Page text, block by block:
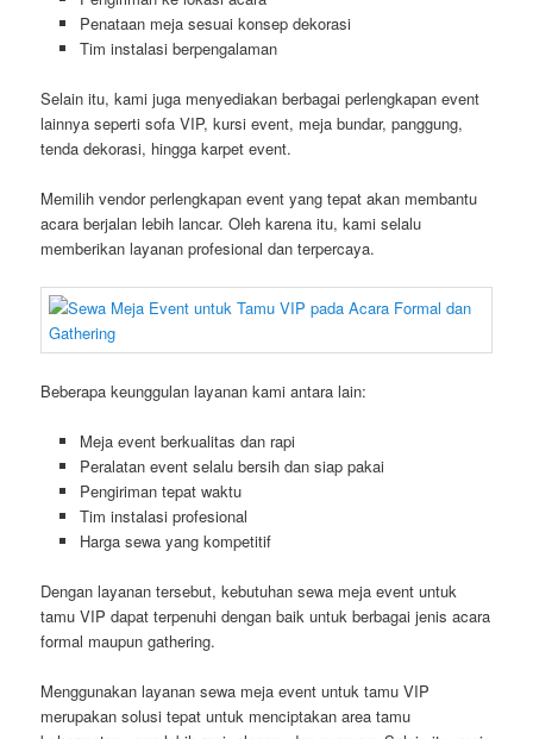
Penataan meja sesuai konsep dekorasi
Tim instalasi berpengalaman
Selain itu, kami juga menyediakan berbagai perlengkapan event
lainnya seperti sofa VIP, kursi event, meja bundar, panggung,
tenda dekorasi, hingga karpet event.
Memilih vendor perlengkapan event yang tepat akan membantu
acara berjalan lebih lancar. Oleh karena itu, kami selalu
memberikan layanan profesional dan terpercaya.
Beberapa keunggulan layanan kami antara lain:
Meja event berkualitas dan rapi
Peralatan event selalu bersih dan siap pakai
Pengiriman tepat waktu
Tim instalasi profesional
Harga sewa yang kompetitif
Dengan layanan tersebut, kebutuhan sewa meja event untuk
tamu VIP dapat terpenuhi dengan baik untuk berbagai jenis acara
formal maupun gathering.
Menggunakan layanan sewa meja event untuk tamu VIP
merupakan solusi tepat untuk menciptakan area tamu